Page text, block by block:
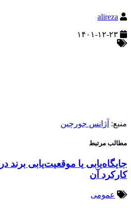
alireza
منبع: آژانس جورچین
مطالب مرتبط
جایگاه‌یابی یا موقعیت‌یابی
کارکرد آن
عمومی